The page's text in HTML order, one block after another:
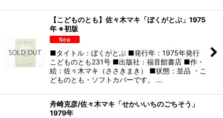
【こどものとも】佐々木マキ「ぼくがとぶ」1975
年 ※初版
■タイトル：ぼくがとぶ ■発行年：1975年発行
こどものとも231号 ■出版社：福音館書店 ■作・
絵：佐々木マキ（ささきまき） ■状態：並品 ・こ
どものとも・ソフトカバーです。 …
舟崎克彦/佐々木マキ「せかいいちのごちそう」
1979年